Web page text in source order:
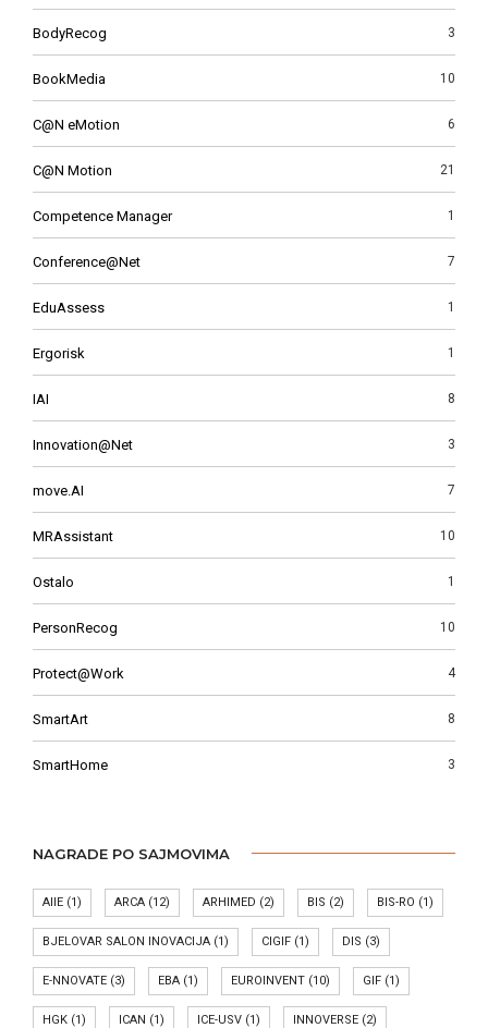
BodyRecog 3
BookMedia 10
C@N eMotion 6
C@N Motion 21
Competence Manager 1
Conference@Net 7
EduAssess 1
Ergorisk 1
IAI 8
Innovation@Net 3
move.AI 7
MRAssistant 10
Ostalo 1
PersonRecog 10
Protect@Work 4
SmartArt 8
SmartHome 3
NAGRADE PO SAJMOVIMA
AIIE (1) ARCA (12) ARHIMED (2) BIS (2) BIS-RO (1)
BJELOVAR SALON INOVACIJA (1) CIGIF (1) DIS (3)
E-NNOVATE (3) EBA (1) EUROINVENT (10) GIF (1)
HGK (1) ICAN (1) ICE-USV (1) INNOVERSE (2)